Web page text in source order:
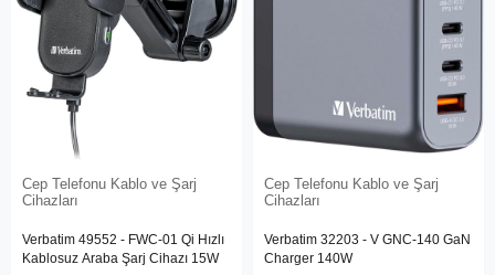
Cep Telefonu Kablo ve Şarj
Cihazları
Verbatim 49552 - FWC-01 Qi Hızlı
Kablosuz Araba Şarj Cihazı 15W
Cep Telefonu Kablo ve Şarj
Cihazları
Verbatim 32203 - V GNC-140 GaN
Charger 140W